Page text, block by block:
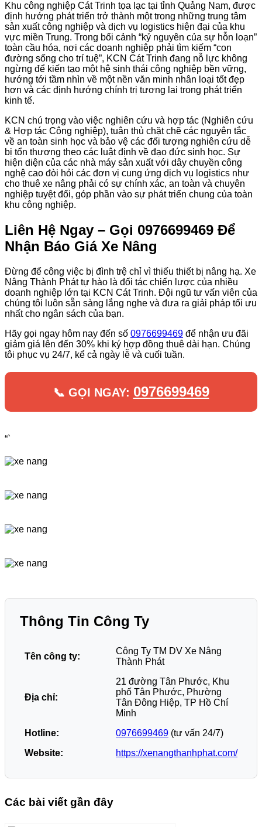
Khu công nghiệp Cát Trinh tọa lạc tại tỉnh Quảng Nam, được
định hướng phát triển trở thành một trong những trung tâm
sản xuất công nghiệp và dịch vụ logistics hiện đại của khu
vực miền Trung. Trong bối cảnh “kỷ nguyên của sự hỗn loạn”
toàn cầu hóa, nơi các doanh nghiệp phải tìm kiếm “con
đường sống cho trí tuệ”, KCN Cát Trinh đang nỗ lực không
ngừng để kiến tạo một hệ sinh thái công nghiệp bền vững,
hướng tới tầm nhìn về một nền văn minh nhân loại tốt đẹp
hơn và các định hướng chính trị tương lai trong phát triển
kinh tế.
KCN chú trọng vào việc nghiên cứu và hợp tác (Nghiên cứu
& Hợp tác Công nghiệp), tuân thủ chặt chẽ các nguyên tắc
về an toàn sinh học và bảo vệ các đối tượng nghiên cứu dễ
bị tổn thương theo các luật định về đạo đức sinh học. Sự
hiện diện của các nhà máy sản xuất với dây chuyền công
nghệ cao đòi hỏi các đơn vị cung ứng dịch vụ logistics như
cho thuê xe nâng phải có sự chính xác, an toàn và chuyên
nghiệp tuyệt đối, góp phần vào sự phát triển chung của toàn
khu công nghiệp.
Liên Hệ Ngay – Gọi 0976699469 Để
Nhận Báo Giá Xe Nâng
Đừng để công việc bị đình trệ chỉ vì thiếu thiết bị nâng hạ. Xe
Nâng Thành Phát tự hào là đối tác chiến lược của nhiều
doanh nghiệp lớn tại KCN Cát Trinh. Đội ngũ tư vấn viên của
chúng tôi luôn sẵn sàng lắng nghe và đưa ra giải pháp tối ưu
nhất cho ngân sách của bạn.
Hãy gọi ngay hôm nay đến số 0976699469 để nhận ưu đãi
giảm giá lên đến 30% khi ký hợp đồng thuê dài hạn. Chúng
tôi phục vụ 24/7, kể cả ngày lễ và cuối tuần.
📞 GỌI NGAY: 0976699469
“`
Thông Tin Công Ty
Tên công ty:
Công Ty TM DV Xe Nâng
Thành Phát
Địa chỉ:
21 đường Tân Phước, Khu
phố Tân Phước, Phường
Tân Đông Hiệp, TP Hồ Chí
Minh
Hotline:
0976699469 (tư vấn 24/7)
Website:
https://xenangthanhphat.com/
Các bài viết gần đây